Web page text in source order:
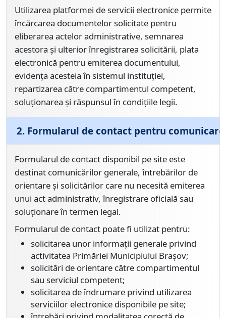
Utilizarea platformei de servicii electronice permite
încărcarea documentelor solicitate pentru
eliberarea actelor administrative, semnarea
acestora și ulterior înregistrarea solicitării, plata
electronică pentru emiterea documentului,
evidența acesteia în sistemul instituției,
repartizarea către compartimentul competent,
soluționarea și răspunsul în condițiile legii.
2. Formularul de contact pentru
Formularul de contact disponibil pe site este
destinat comunicărilor generale, întrebărilor de
orientare și solicitărilor care nu necesită emiterea
unui act administrativ, înregistrare oficială sau
soluționare în termen legal.
Formularul de contact poate fi utilizat pentru:
solicitarea unor informații generale privind
activitatea Primăriei Municipiului Brașov;
solicitări de orientare către compartimentul
sau serviciul competent;
solicitarea de îndrumare privind utilizarea
serviciilor electronice disponibile pe site;